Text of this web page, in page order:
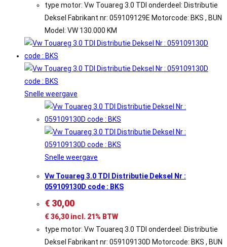
type motor: Vw Touareg 3.0 TDI onderdeel: Distributie
Deksel Fabrikant nr: 059109129E Motorcode: BKS , BUN
Model: VW 130.000 KM
Snelle weergave
Snelle weergave
Vw Touareg 3.0 TDI Distributie Deksel Nr :
059109130D code : BKS
€ 30,00
€36,30 incl. 21% BTW
type motor: Vw Touareq 3.0 TDI onderdeel: Distributie
Deksel Fabrikant nr: 059109130D Motorcode: BKS , BUN